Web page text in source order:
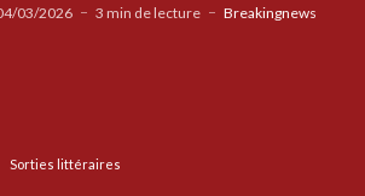
03/2026 3 min de lecture Breakingnews
Sorties littéraires